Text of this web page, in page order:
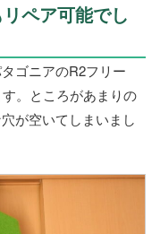
ペア可能でし
ゴニアのR2フリー
。ところがあまりの
が空いてしまいまし